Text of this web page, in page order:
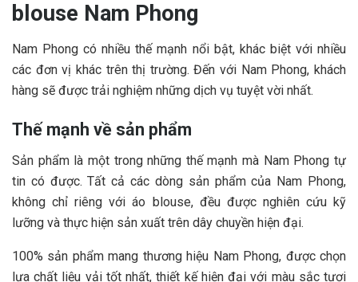
blouse Nam Phong
Nam Phong có nhiều thế mạnh nổi bật, khác biệt với nhiều
các đơn vị khác trên thị trường. Đến với Nam Phong, khách
hàng sẽ được trải nghiệm những dịch vụ tuyệt vời nhất.
Thế mạnh về sản phẩm
Sản phẩm là một trong những thế mạnh mà Nam Phong tự
tin có được. Tất cả các dòng sản phẩm của Nam Phong,
không chỉ riêng với áo blouse, đều được nghiên cứu kỹ
lưỡng và thực hiện sản xuất trên dây chuyền hiện đại.
100% sản phẩm mang thương hiệu Nam Phong, được chọn
lựa chất liệu vải tốt nhất, thiết kế hiện đại với màu sắc tươi